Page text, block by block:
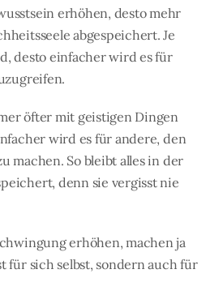
erhöhen, desto mehr
abgespeichert. Je
desto einfacher wird es für
öfter mit geistigen Dingen
wird es für andere, den
machen. So bleibt alles in der
denn sie vergisst nie
erhöhen, machen ja
für sich selbst, sondern auch für